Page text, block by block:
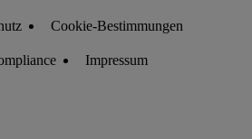
Cookie-Bestimmungen
Impressum